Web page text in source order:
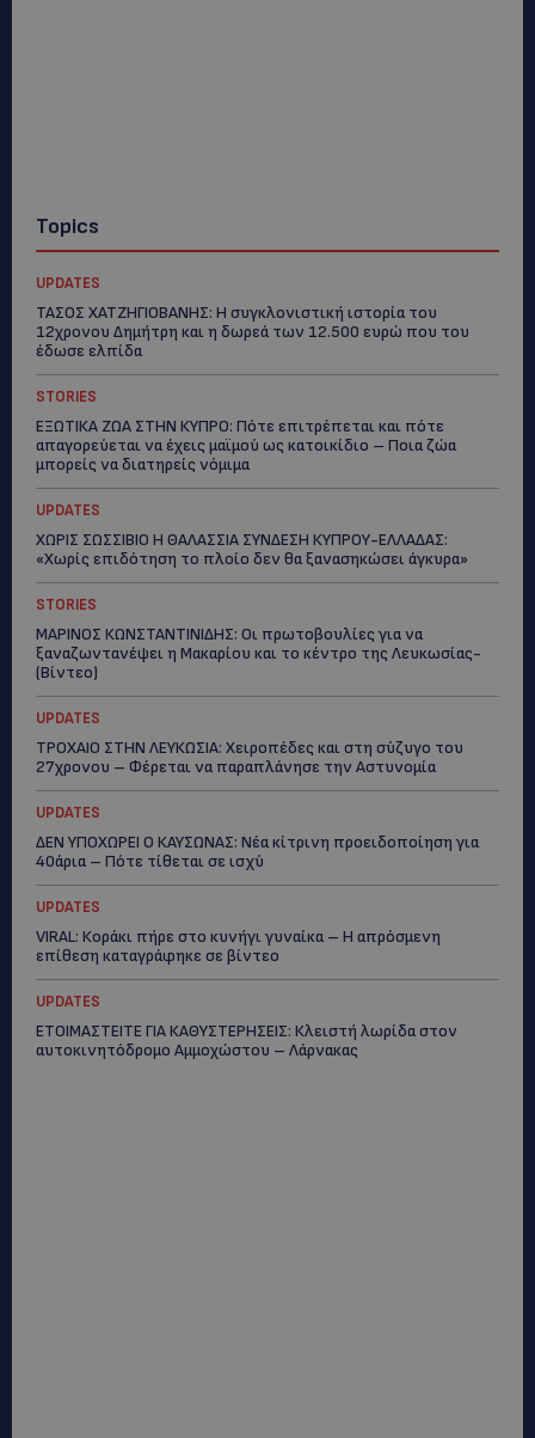
Topics
UPDATES
ΤΑΣΟΣ ΧΑΤΖΗΓΙΟΒΑΝΗΣ: Η συγκλονιστική ιστορία του
12χρονου Δημήτρη και η δωρεά των 12.500 ευρώ που του
έδωσε ελπίδα
STORIES
ΕΞΩΤΙΚΑ ΖΩΑ ΣΤΗΝ ΚΥΠΡΟ: Πότε επιτρέπεται και πότε
απαγορεύεται να έχεις μαϊμού ως κατοικίδιο – Ποια ζώα
μπορείς να διατηρείς νόμιμα
UPDATES
ΧΩΡΙΣ ΣΩΣΣΙΒΙΟ Η ΘΑΛΑΣΣΙΑ ΣΥΝΔΕΣΗ ΚΥΠΡΟΥ-ΕΛΛΑΔΑΣ:
«Χωρίς επιδότηση το πλοίο δεν θα ξανασηκώσει άγκυρα»
STORIES
ΜΑΡΙΝΟΣ ΚΩΝΣΤΑΝΤΙΝΙΔΗΣ: Οι πρωτοβουλίες για να
ξαναζωντανέψει η Μακαρίου και το κέντρο της Λευκωσίας-
(Βίντεο)
UPDATES
ΤΡΟΧΑΙΟ ΣΤΗΝ ΛΕΥΚΩΣΙΑ: Χειροπέδες και στη σύζυγο του
27χρονου – Φέρεται να παραπλάνησε την Αστυνομία
UPDATES
ΔΕΝ ΥΠΟΧΩΡΕΙ Ο ΚΑΥΣΩΝΑΣ: Νέα κίτρινη προειδοποίηση για
40άρια – Πότε τίθεται σε ισχύ
UPDATES
VIRAL: Κοράκι πήρε στο κυνήγι γυναίκα – Η απρόσμενη
επίθεση καταγράφηκε σε βίντεο
UPDATES
ΕΤΟΙΜΑΣΤΕΙΤΕ ΓΙΑ ΚΑΘΥΣΤΕΡΗΣΕΙΣ: Κλειστή λωρίδα στον
αυτοκινητόδρομο Αμμοχώστου – Λάρνακας